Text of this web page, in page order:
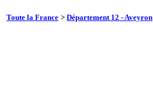
Toute la France > Département 12 - Aveyron